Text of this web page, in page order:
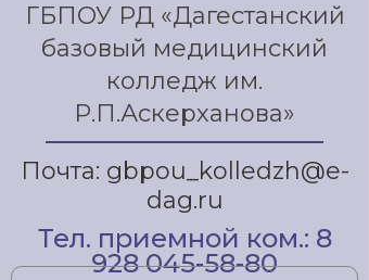
ГБПОУ РД «Дагестанский
базовый медицинский
колледж им.
Р.П.Аскерханова»
Почта: gbpou_kolledzh@e-
dag.ru
Тел. приемной ком.: 8
928 045-58-80